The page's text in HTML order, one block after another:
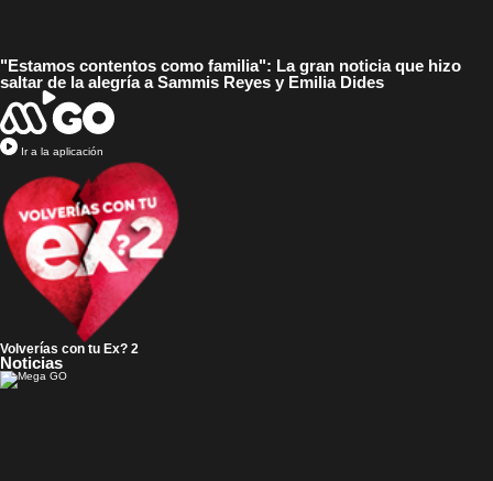
"Estamos contentos como familia": La gran noticia que hizo
saltar de la alegría a Sammis Reyes y Emilia Dides
Ir a la aplicación
Volverías con tu Ex? 2
Noticias